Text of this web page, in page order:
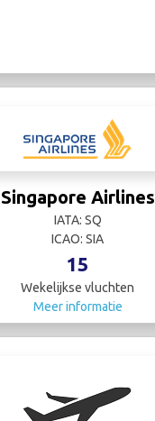
Singapore Airlines
IATA: SQ
ICAO: SIA
15
Wekelijkse vluchten
Meer informatie